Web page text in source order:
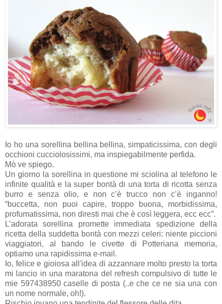
Io ho una sorellina bellina bellina, simpaticissima, con degli
occhioni cucciolosissimi, ma inspiegabilmente perfida.
Mò ve spiego.
Un giorno la sorellina in questione mi sciolina al telefono le
infinite qualità e la super bontà di una torta di ricotta senza
burro e senza olio, e non c’è trucco non c’è inganno!
“buccetta, non puoi capire, troppo buona, morbidissima,
profumatissima, non diresti mai che è così leggera, ecc ecc”.
L’adorata sorellina promette immediata spedizione della
ricetta della suddetta bontà con mezzi celeri: niente piccioni
viaggiatori, al bando le civette di Potteriana memoria,
optiamo una rapidissima e-mail.
Io, felice e gioiosa all'idea di azzannare molto presto la torta
mi lancio in una maratona del refresh compulsivo di tutte le
mie 597438950 caselle di posta (..e che ce ne sia una con
un nome normale, oh!).